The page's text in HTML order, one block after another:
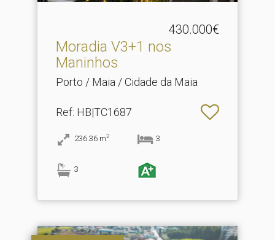
430.000€
Moradia V3+1 nos
Maninhos
Porto / Maia / Cidade da Maia
Ref: HB|TC1687
236.36 m2 3
3